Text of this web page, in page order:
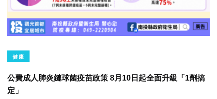
健康
公費成人肺炎鏈球菌疫苗政策 8月10日起全面升級「1劑搞
定」